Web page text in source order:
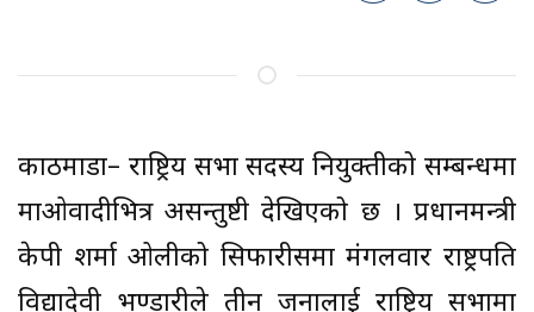
काठमाडौं– राष्ट्रिय सभा सदस्य नियुक्तीको सम्बन्धमा
माओवादीभित्र असन्तुष्टी देखिएको छ । प्रधानमन्त्री
केपी शर्मा ओलीको सिफारीसमा मंगलवार राष्ट्रपति
विद्यादेवी भण्डारीले तीन जनालाई राष्ट्रिय सभामा